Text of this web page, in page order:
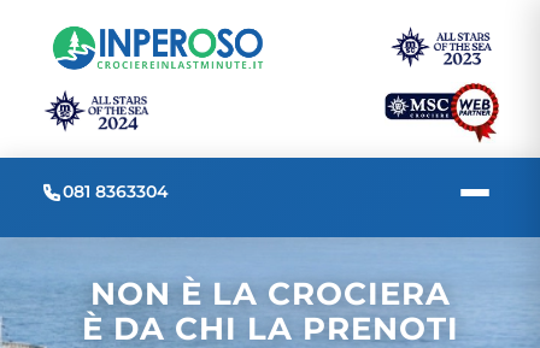
081 8363304
NON È LA CROCIERA
È DA CHI LA PRENOTI